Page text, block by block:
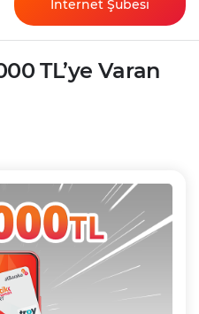
İnternet Şubesi
Bireysel
Kurumsal
TL’ye Varan